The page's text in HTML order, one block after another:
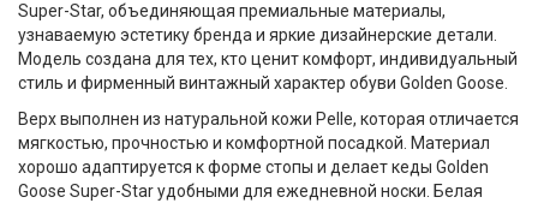
Super-Star, объединяющая премиальные материалы,
узнаваемую эстетику бренда и яркие дизайнерские детали.
Модель создана для тех, кто ценит комфорт, индивидуальный
стиль и фирменный винтажный характер обуви Golden Goose.
Верх выполнен из натуральной кожи Pelle, которая отличается
мягкостью, прочностью и комфортной посадкой. Материал
хорошо адаптируется к форме стопы и делаеткеды Golden
Goose Super-Starудобными для ежедневной носки. Белая